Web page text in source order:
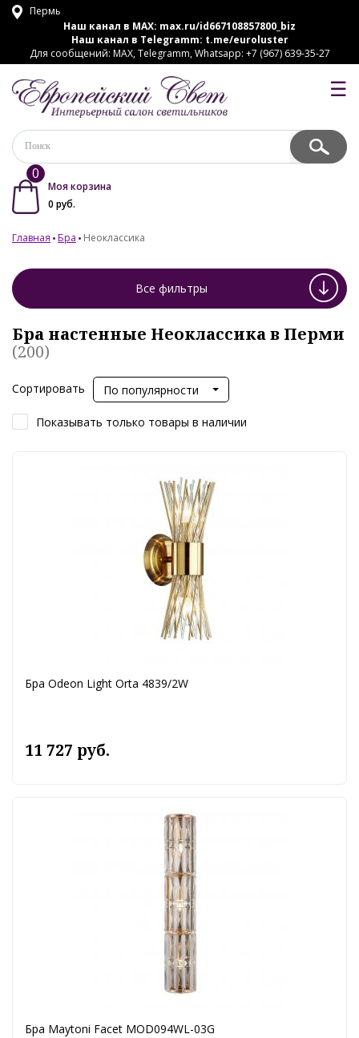
Пермь
Наш канал в MAX: max.ru/id667108857800_biz
Наш канал в Telegramm: t.me/euroluster
Для сообщений: MAX, Telegramm, Whatsapp: +7 (967) 639-35-27
☰
0
Моя корзина
0 руб.
Главная Бра Неоклассика
Все фильтры
Бра настенные Неоклассика в Перми
(200)
Сортировать По популярности
Показывать только товары в наличии
Бра Odeon Light Orta 4839/2W
11 727 руб.
Бра Maytoni Facet MOD094WL-03G